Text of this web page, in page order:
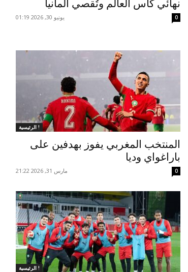
نهائي كأس العالم وتُقصي ألمانيا
يونيو 30, 2026 01:19 0
الرئيسية !
المنتخب المغربي يفوز بهدفين على
باراغواي وديا
مارس 31, 2026 21:22 0
الرئيسية !